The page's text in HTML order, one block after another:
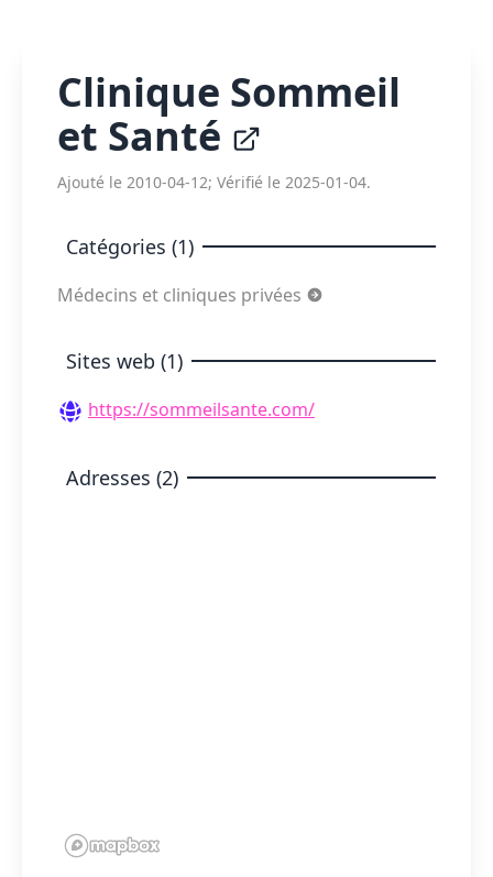
Clinique Sommeil
et Santé
Ajouté le 2010-04-12; Vérifié le 2025-01-04.
Catégories (1)
Médecins et cliniques privées
Sites web (1)
https://sommeilsante.com/
Adresses (2)